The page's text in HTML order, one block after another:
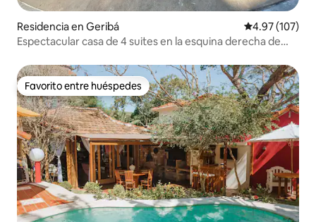
Residencia en Geribá Calificación
4.97 (107)
Espectacular casa de 4 suites en la esquina derecha de
Favorito entre huéspedes
Favorito entre huéspedes